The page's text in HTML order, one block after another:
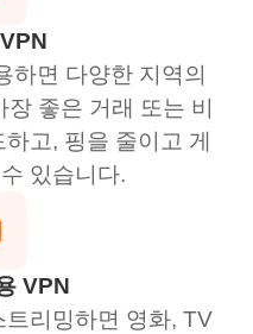
하면 다양한 지역의
좋은 거래 또는 비
고, 핑을 줄이고 게
있습니다.
VPN
리밍하면 영화, TV